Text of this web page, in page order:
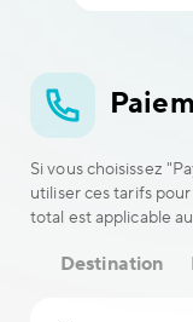
Si vous choisissez
utiliser ces tarifs
total est applicable
Destination